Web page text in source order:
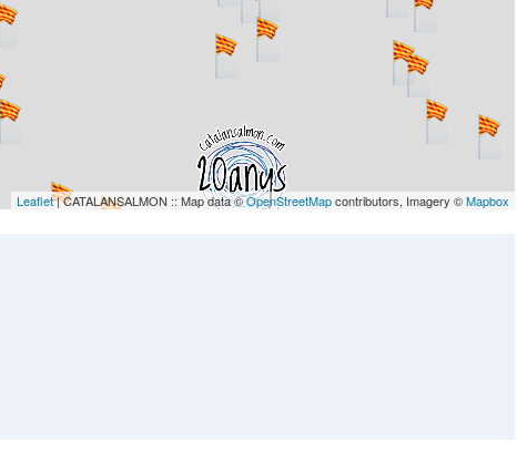
Leaflet| CATALANSALMON :: Map data ©OpenStreetMapcontributors, Imagery ©Mapbox